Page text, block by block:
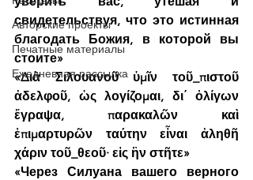
Авторские проекты
Печатные материалы
Ежедневная рассылка
свидетельствуя, что это истинная
благодать Божия, в которой вы
стоите»
«Διὰ Σιλουανοῦ ὑμῖν τοῦ_πιστοῦ
ἀδελφοῦ, ὡς λογίζομαι, δι΄ ὀλίγων
ἔγραψα, παρακαλῶν καὶ
ἐπιμαρτυρῶν ταύτην εἶναι ἀληθῆ
χάριν τοῦ_θεοῦ· εἰς ἣν στῆτε»
«Через Силуана вашего верного